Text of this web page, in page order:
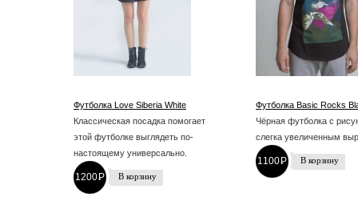
Футболка Love Siberia White
Классическая посадка помогает
этой футболке выглядеть по-
настоящему универсально.
1200P
-
Футболка Basic Rocks
Чёрная футболка с
слегка увеличенным
1100P
-